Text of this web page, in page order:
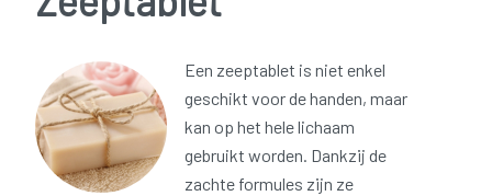
Een zeeptablet is niet enkel
geschikt voor de handen, maar
kan op het hele lichaam
gebruikt worden. Dankzij de
zachte formules zijn ze